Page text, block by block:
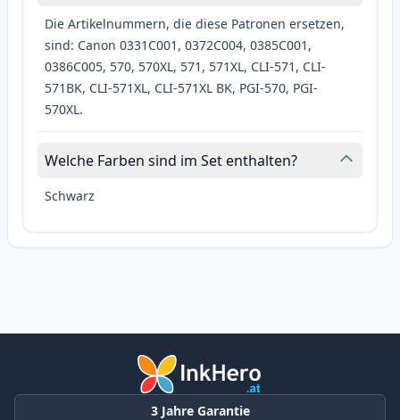
Die Artikelnummern, die diese Patronen ersetzen,
sind: Canon 0331C001, 0372C004, 0385C001,
0386C005, 570, 570XL, 571, 571XL, CLI-571, CLI-
571BK, CLI-571XL, CLI-571XL BK, PGI-570, PGI-
570XL.
Welche Farben sind im Set enthalten?
Schwarz
3 Jahre Garantie